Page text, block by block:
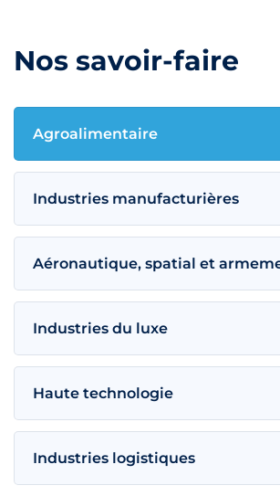
Nos savoir-faire
Agroalimentaire
Industries manufacturières
Aéronautique, spatial et
Industries du luxe
Haute technologie
Industries logistiques